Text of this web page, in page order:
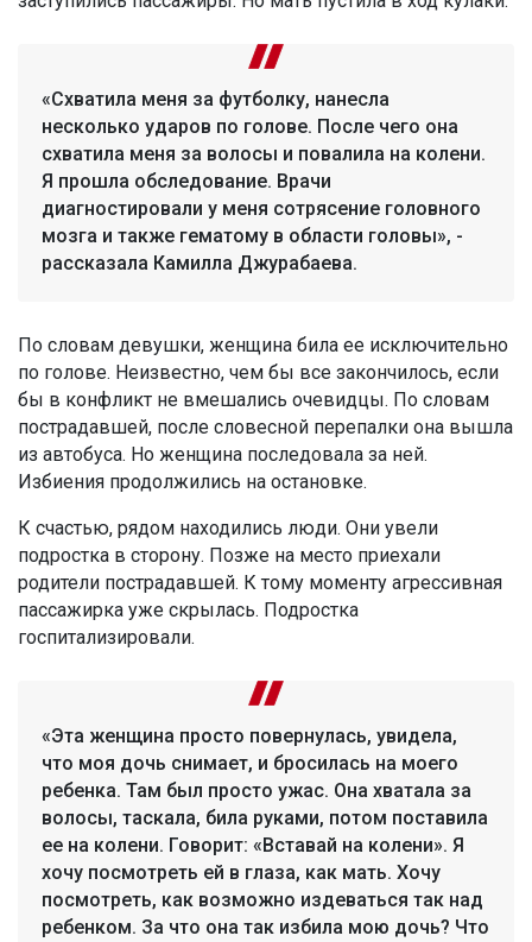
«Схватила меня за футболку, нанесла
несколько ударов по голове. После чего она
схватила меня за волосы и повалила на колени.
Я прошла обследование. Врачи
диагностировали у меня сотрясение головного
мозга и также гематому в области головы», -
рассказала Камилла Джурабаева.
По словам девушки, женщина била ее исключительно
по голове. Неизвестно, чем бы все закончилось, если
бы в конфликт не вмешались очевидцы. По словам
пострадавшей, после словесной перепалки она вышла
из автобуса. Но женщина последовала за ней.
Избиения продолжились на остановке.
К счастью, рядом находились люди. Они увели
подростка в сторону. Позже на место приехали
родители пострадавшей. К тому моменту агрессивная
пассажирка уже скрылась. Подростка
госпитализировали.
«Эта женщина просто повернулась, увидела,
что моя дочь снимает, и бросилась на моего
ребенка. Там был просто ужас. Она хватала за
волосы, таскала, била руками, потом поставила
ее на колени. Говорит: «Вставай на колени». Я
хочу посмотреть ей в глаза, как мать. Хочу
посмотреть, как возможно издеваться так над
ребенком. За что она так избила мою дочь? Что